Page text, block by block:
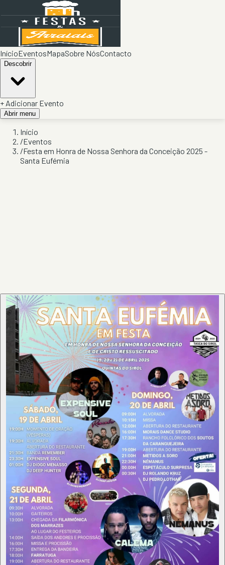
InícioEventosMapaSobre NósContacto
Descobrir
+ Adicionar Evento
Abrir menu
Início
/Eventos
/Festa em Honra de Nossa Senhora da Conceição 2025 -
Santa Eufémia